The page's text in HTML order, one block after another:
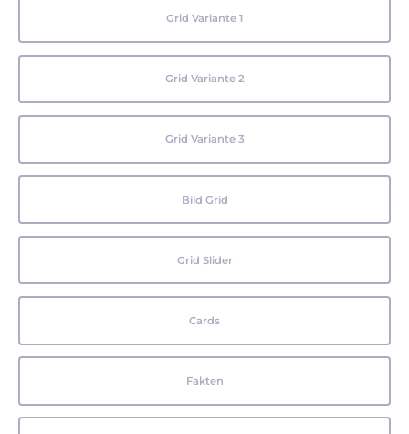
Grid Variante 1
Grid Variante 2
Grid Variante 3
Bild Grid
Grid Slider
Cards
Fakten